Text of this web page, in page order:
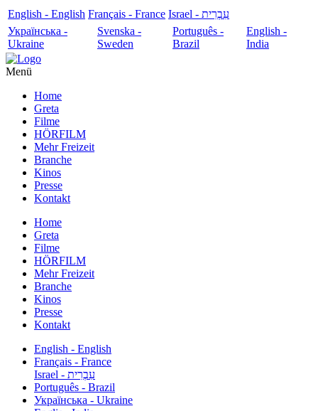
English - English Français - France
עִבְרִית - Israel
Українська -
Ukraine
Svenska -
Sweden
Português -
Brazil
English -
India
Menü
Home
Greta
Filme
HÖRFILM
Mehr Freizeit
Branche
Kinos
Presse
Kontakt
Home
Greta
Filme
HÖRFILM
Mehr Freizeit
Branche
Kinos
Presse
Kontakt
English - English
Français - France
עִבְרִית - Israel
Português - Brazil
Українська - Ukraine